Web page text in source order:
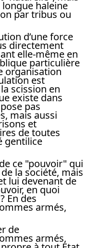
haleine
par tribus ou
d’une force
directement
elle-même en
particulière
organisation
est
scission en
existe dans
pas
mais aussi
et
de toutes
gentilice
ce "pouvoir" qui
la société, mais
lui devenant de
en quoi
En des
armés,
de
armés,